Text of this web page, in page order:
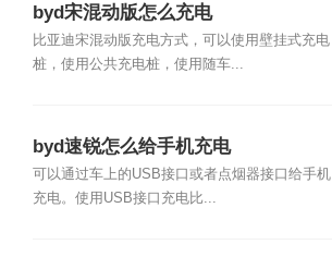
byd宋混动版怎么充电
比亚迪宋混动版充电方式，可以使用壁挂式充电
桩，使用公共充电桩，使用随车...
byd速锐怎么给手机充电
可以通过车上的USB接口或者点烟器接口给手机
充电。使用USB接口充电比...